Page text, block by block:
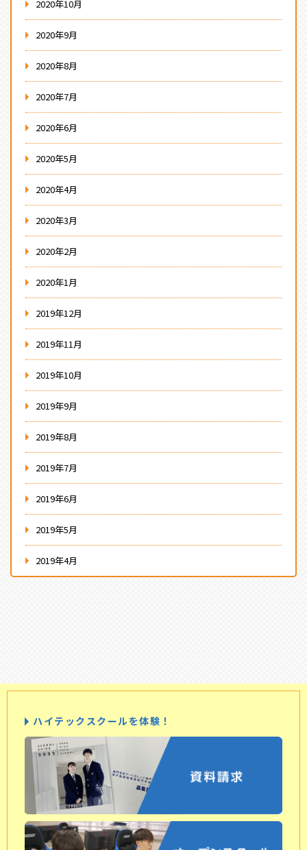
2020年10月
2020年9月
2020年8月
2020年7月
2020年6月
2020年5月
2020年4月
2020年3月
2020年2月
2020年1月
2019年12月
2019年11月
2019年10月
2019年9月
2019年8月
2019年7月
2019年6月
2019年5月
2019年4月
ハイテックスクールを体験！